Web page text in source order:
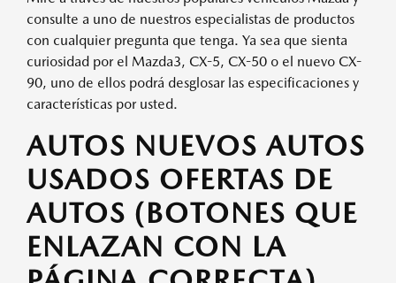
consulte a uno de nuestros especialistas de productos
con cualquier pregunta que tenga. Ya sea que sienta
curiosidad por el Mazda3, CX-5, CX-50 o el nuevo CX-
90, uno de ellos podrá desglosar las especificaciones y
características por usted.
AUTOS NUEVOS AUTOS
USADOS OFERTAS DE
AUTOS (BOTONES QUE
ENLAZAN CON LA